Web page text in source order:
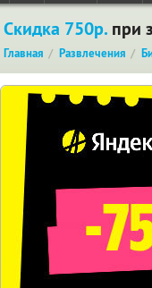
Скидка 750р. при
Главная Развлечения